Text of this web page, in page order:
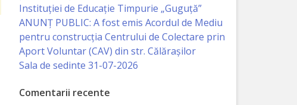
Instituției de Educație Timpurie „Guguță”
ANUNȚ PUBLIC: A fost emis Acordul de Mediu
pentru construcția Centrului de Colectare prin
Aport Voluntar (CAV) din str. Călărașilor
Sala de sedinte 31-07-2026
Comentarii recente